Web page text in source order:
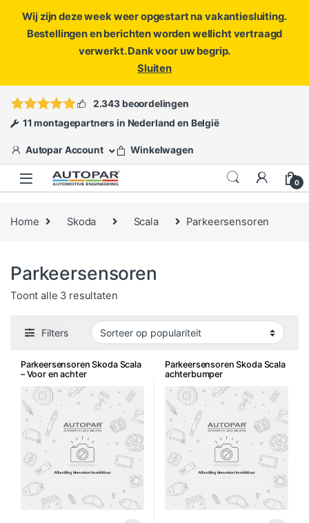
Wij zijn deze week weer opgestart na vakantiesluiting.
Bestellingen en berichten worden wellicht vertraagd
verwerkt. Dank voor uw begrip.
Sluiten
ofopen een ticket
2.343 beoordelingen
11 montagepartners in Nederland en België
Autopar Account Winkelwagen
0
Home Skoda Scala Parkeersensoren
Parkeersensoren
Toont alle 3 resultatenGesorteerd op populariteit
Filters
Parkeersensoren Skoda Scala
– Voor en achter
Parkeersensoren Skoda Scala
achterbumper